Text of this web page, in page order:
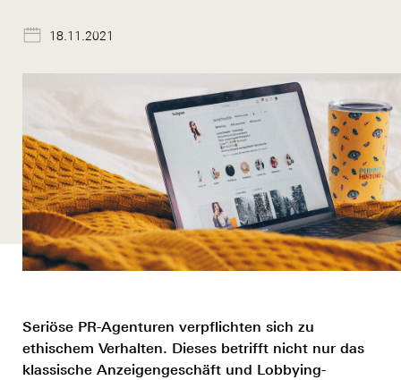
18.11.2021
Seriöse PR-Agenturen verpflichten sich zu
ethischem Verhalten. Dieses betrifft nicht nur das
klassische Anzeigengeschäft und Lobbying-